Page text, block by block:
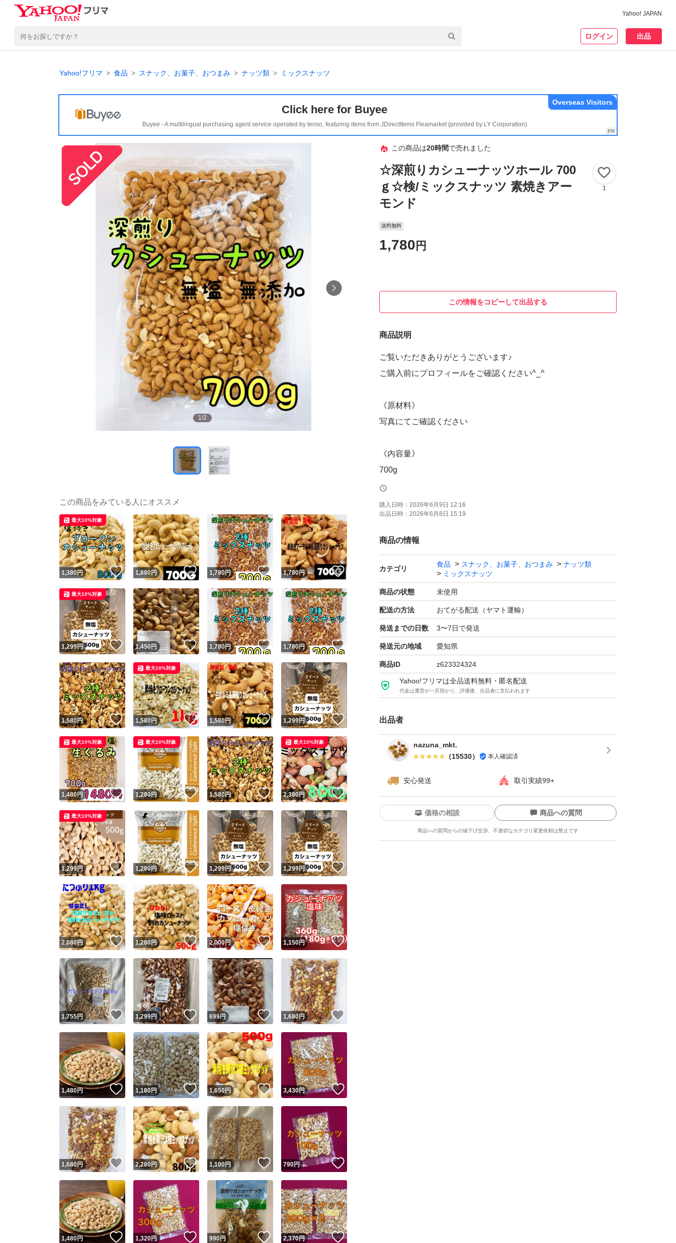
Yahoo! JAPAN
ログイン 出品
Yahoo!フリマ 食品 スナック、お菓子、おつまみ ナッツ類 ミックスナッツ
Click here for Buyee
Buyee - A multilingual purchasing agent service operated by tenso, featuring items from JDirectItems Fleamarket (provided by LY Corporation)
Overseas Visitors
1/2
この商品は20時間で売れました
☆深煎りカシューナッツホール 700
ｇ☆検/ミックスナッツ 素焼きアー
モンド
1
送料無料
1,780 円
この情報をコピーして出品する
商品説明
ご覧いただきありがとうございます♪
ご購入前にプロフィールをご確認ください^_^
《原材料》
写真にてご確認ください
《内容量》
700g
《賞味期限》
ご注文より約150日
(画像の賞味期限はサンプルになります。ご注文を受けてから製造
《コメント》
カシューナッツの最大の産地インドと並ぶベトナム産のカシュー
ナッツになります♪
こだわりの国内焙煎で、深煎りにすることにより香ばしさと旨味
を最大限に引き出しております。
無塩、無添加、低糖質で健康的なオヤツです★
★全てご注文いただいてから袋詰いたしますので、新鮮なナッツ
★ドライフルーツとナッツのミックスは発送日の袋詰めでもナッ
ツがしけてしまう可能性がございます。ご理解・ご了承下さい。
#くるみ
#ミックスナッツ
購入日時： 2026年6月9日 12:16
出品日時： 2026年6月8日 15:19
商品の情報
カテゴリ
食品 スナック、お菓子、おつまみ
ナッツ類
ミックスナッツ
商品の状態 未使用
配送の方法 おてがる配送（ヤマト運輸）
発送までの日数 3〜7日で発送
発送元の地域 愛知県
商品ID z623324324
Yahoo!フリマは全品送料無料・匿名配送
代金は運営が一旦預かり、評価後、出品者に支払われます
出品者
nazuna_mkt.
（15530） 本人確認済
安心発送 取引実績99+
ユーザーの実績について
Yahoo!フリマが定めた一定の基準を満たしたユーザーにバッジを付与しています
安心取引出品者
安心取引出品者 Yahoo!フリマの基準をクリアした安心・安全なユーザーです
取引実績
取引実績◯+ このユーザーはYahoo!フリマの取引を完了させた実績があります
他フリマ実績◯+ このユーザーは他フリマサービスでの取引実績があります
スピード&安心発送
※このバッジは実績に基づく表示であり、発送を保証しているものではありません
スピード＆安心発送
このユーザーは高頻度で24時間以内＆設定した発送日数内に発送してい
ます
価格の相談 商品への質問
商品への質問からの値下げ交渉、不適切なカテゴリ変更依頼は禁止です
この商品の情報をコピーします
商品画像の無断転載は禁止されています
コピーは1商品につき1回 です
出品ページへ
キャンセル
この商品をみている人にオススメ
1,380円 いいね！
最大10%対象
1,880円 いいね！
1,780円 いいね！
1,780円 いいね！
1,299円 いいね！
最大10%対象
1,450円 いいね！
1,780円 いいね！
1,780円
1,580円 いいね！
1,580円 いいね！
最大10%対象
1,580円 いいね！
1,299円
1,480円 いいね！
最大10%対象
1,280円 いいね！
最大10%対象
1,580円 いいね！
2,380円 いいね！
最大10%対象
1,299円 いいね！
最大10%対象
1,280円 いいね！
1,299円 いいね！
1,299円
2,080円 いいね！
1,280円 いいね！
2,000円 いいね！
1,150円 いいね！
1,755円 いいね！
1,299円 いいね！
699円 いいね！
1,680円
1,480円 いいね！
1,180円 いいね！
1,650円 いいね！
3,430円
1,680円 いいね！
2,280円 いいね！
1,100円 いいね！
790円
1,480円 いいね！
1,320円 いいね！
990円 いいね！
2,370円 いいね！